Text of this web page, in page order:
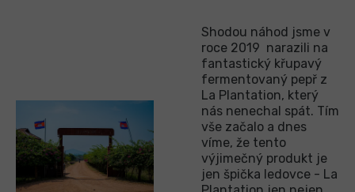
Shodou náhod jsme v
roce 2019 narazili na
fantastický křupavý
fermentovaný pepř z
La Plantation, který
nás nenechal spát. Tím
vše začalo a dnes
víme, že tento
výjimečný produkt je
jen špička ledovce - La